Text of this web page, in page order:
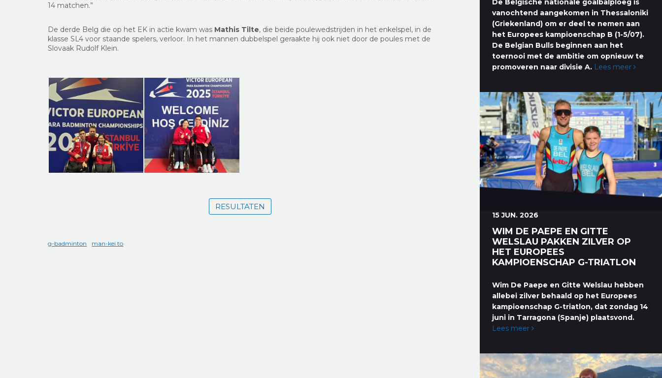
14 matchen.”
De derde Belg die op het EK in actie kwam was Mathis Tilte, die beide poulewedstrijden in het enkelspel, in de
klasse SL4 voor staande spelers, verloor. In het mannen dubbelspel geraakte hij ook niet door de poules met de
Slovaak Rudolf Klein.
RESULTATEN
g-badminton man-kei to
De Belgische nationale goalbalploeg is
vanochtend aangekomen in Thessaloniki
(Griekenland) om er deel te nemen aan
het Europees kampioenschap B (1-5/07).
De Belgian Bulls beginnen aan het
toernooi met de ambitie om opnieuw te
promoveren naar divisie A. Lees meer
15 JUN. 2026
WIM DE PAEPE EN GITTE
WELSLAU PAKKEN ZILVER OP
HET EUROPEES
KAMPIOENSCHAP G-TRIATLON
Wim De Paepe en Gitte Welslau hebben
allebei zilver behaald op het Europees
kampioenschap G-triatlon, dat zondag 14
juni in Tarragona (Spanje) plaatsvond.
Lees meer